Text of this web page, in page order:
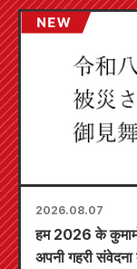
2026.08.07
हम 2026 के
अपनी गहरी